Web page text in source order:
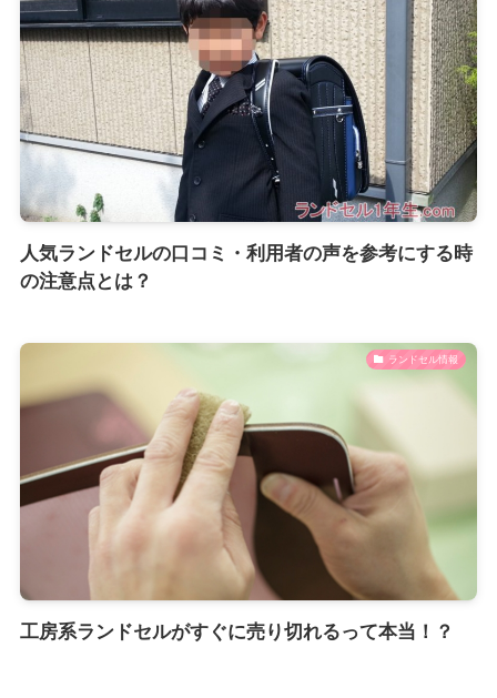
人気ランドセルの口コミ・利用者の声を参考にする時
の注意点とは？
ランドセル情報
工房系ランドセルがすぐに売り切れるって本当！？